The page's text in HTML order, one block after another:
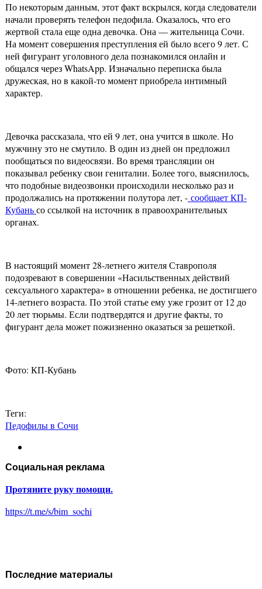
По некоторым данным, этот факт вскрылся, когда следователи
начали проверять телефон педофила. Оказалось, что его
жертвой стала еще одна девочка. Она — жительница Сочи.
На момент совершения преступления ей было всего 9 лет. С
ней фигурант уголовного дела познакомился онлайн и
общался через WhatsApp. Изначально переписка была
дружеская, но в какой-то момент приобрела интимный
характер.
Девочка рассказала, что ей 9 лет, она учится в школе. Но
мужчину это не смутило. В один из дней он предложил
пообщаться по видеосвязи. Во время трансляции он
показывал ребенку свои гениталии. Более того, выяснилось,
что подобные видеозвонки происходили несколько раз и
продолжались на протяжении полутора лет, - сообщает КП-
Кубаньсо ссылкой на источник в правоохранительных
органах.
В настоящий момент 28-летнего жителя Ставрополя
подозревают в совершении «Насильственных действий
сексуального характера» в отношении ребенка, не достигшего
14-летнего возраста. По этой статье ему уже грозит от 12 до
20 лет тюрьмы. Если подтвердятся и другие факты, то
фигурант дела может пожизненно оказаться за решеткой.
Фото: КП-Кубань
Теги:
Педофилы в Сочи
Социальная реклама
Протяните руку помощи.
https://t.me/s/bim_sochi
Последние материалы